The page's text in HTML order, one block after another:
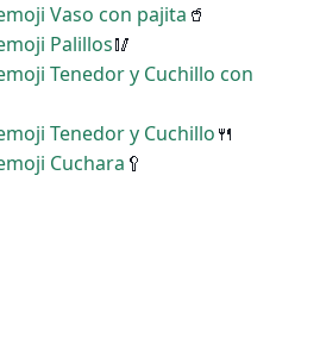
Vaso con pajita 🥤
Palillos🥢
Tenedor y Cuchillo con
Tenedor y Cuchillo🍴
Cuchara 🥄